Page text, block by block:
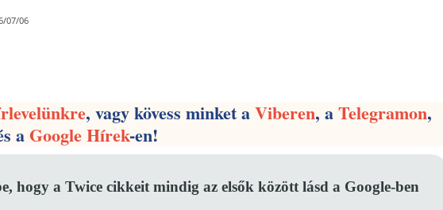
07/06
, vagy kövess minket aViberen, aTelegramon,
aGoogle Hírek-en!
hogy a Twice cikkeit mindig az elsők között lásd a Google-ben